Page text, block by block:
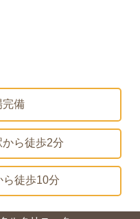
完備
ら徒歩2分
ら徒歩10分